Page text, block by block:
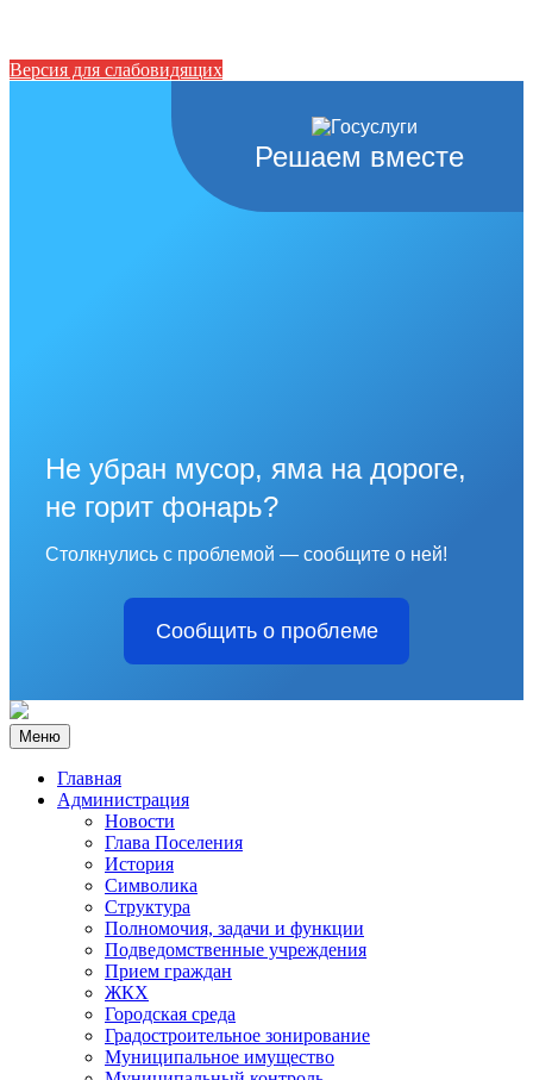
Версия для слабовидящих
Решаем вместе
Не убран мусор, яма на дороге,
не горит фонарь?
Столкнулись с проблемой — сообщите о ней!
Сообщить о проблеме
Меню
Главная
Администрация
Новости
Глава Поселения
История
Символика
Структура
Полномочия, задачи и функции
Подведомственные учреждения
Прием граждан
ЖКХ
Городская среда
Градостроительное зонирование
Муниципальное имущество